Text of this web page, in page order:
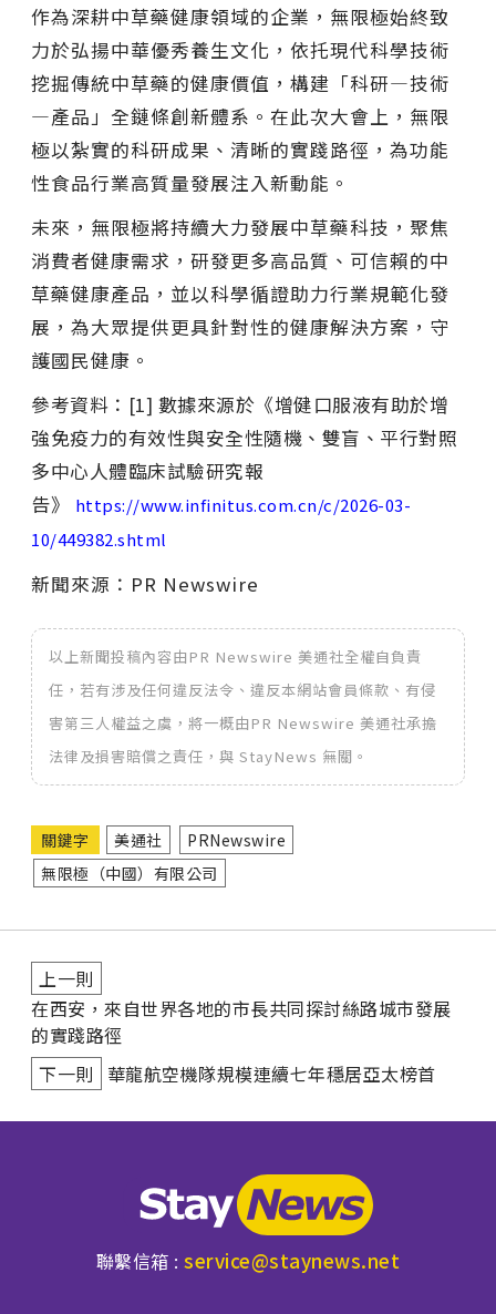
作為深耕中草藥健康領域的企業，無限極始終致
力於弘揚中華優秀養生文化，依托現代科學技術
挖掘傳統中草藥的健康價值，構建 「科研—技術
—產品」 全鏈條創新體系。在此次大會上，無限
極以紮實的科研成果、清晰的實踐路徑，為功能
性食品行業高質量發展注入新動能。
未來，無限極將持續大力發展中草藥科技，聚焦
消費者健康需求，研發更多高品質、可信賴的中
草藥健康產品，並以科學循證助力行業規範化發
展，為大眾提供更具針對性的健康解決方案，守
護國民健康。
參考資料：[1] 數據來源於《增健口服液有助於增
強免疫力的有效性與安全性隨機、雙盲、平行對照
多中心人體臨床試驗研究報
告》
https://www.infinitus.com.cn/c/2026-03-
10/449382.shtml
新聞來源：PR Newswire
以上新聞投稿內容由PR Newswire 美通社全權自負責
任，若有涉及任何違反法令、違反本網站會員條款、有侵
害第三人權益之虞，將一概由PR Newswire 美通社承擔
法律及損害賠償之責任，與 StayNews 無關。
關鍵字 美通社
PRNewswire
無限極（中國）有限公司
上一則
在西安，來自世界各地的市長共同探討絲路城市發展
的實踐路徑
下一則
華龍航空機隊規模連續七年穩居亞太榜首
聯繫信箱 :service@staynews.net